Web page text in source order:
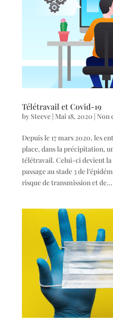
Télétravail et Covid-19
by Steeve| Mai 18, 2020 | Non
Depuis le 17 mars 2020, les
place, dans la précipitation,
télétravail. Celui-ci devient
passage au stade 3 de
risque de transmission et de...